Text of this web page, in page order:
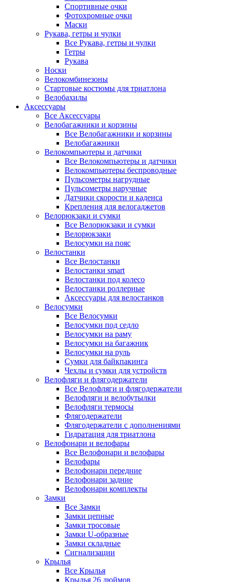
Спортивные очки
Фотохромные очки
Маски
Рукава, гетры и чулки
Все Рукава, гетры и чулки
Гетры
Рукава
Носки
Велокомбинезоны
Стартовые костюмы для триатлона
Велобахилы
Аксессуары
Все Аксессуары
Велобагажники и корзины
Все Велобагажники и корзины
Велобагажники
Велокомпьютеры и датчики
Все Велокомпьютеры и датчики
Велокомпьютеры беспроводные
Пульсометры нагрудные
Пульсометры наручные
Датчики скорости и каденса
Крепления для велогаджетов
Велорюкзаки и сумки
Все Велорюкзаки и сумки
Велорюкзаки
Велосумки на пояс
Велостанки
Все Велостанки
Велостанки smart
Велостанки под колесо
Велостанки роллерные
Аксессуары для велостанков
Велосумки
Все Велосумки
Велосумки под седло
Велосумки на раму
Велосумки на багажник
Велосумки на руль
Сумки для байкпакинга
Чехлы и сумки для устройств
Велофляги и флягодержатели
Все Велофляги и флягодержатели
Велофляги и велобутылки
Велофляги термосы
Флягодержатели
Флягодержатели с дополнениями
Гидратация для триатлона
Велофонари и велофары
Все Велофонари и велофары
Велофары
Велофонари передние
Велофонари задние
Велофонари комплекты
Замки
Все Замки
Замки цепные
Замки тросовые
Замки U-образные
Замки складные
Сигнализации
Крылья
Все Крылья
Крылья 26 дюймов